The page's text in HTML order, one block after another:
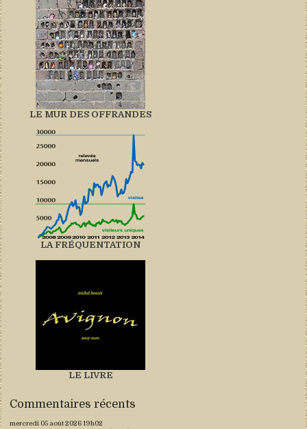
LE MUR DES OFFRANDES
LA FRÉQUENTATION
LE LIVRE
Commentaires récents
mercredi 05 août 202619h02